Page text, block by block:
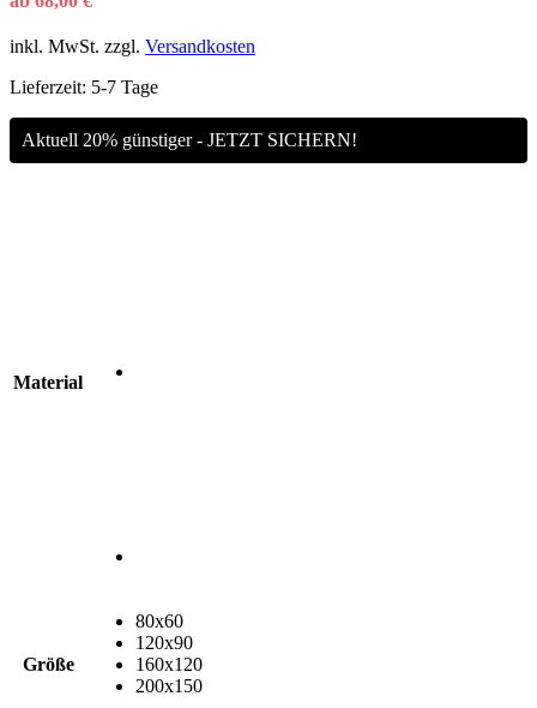
inkl. MwSt. zzgl. Versandkosten
Lieferzeit: 5-7 Tage
Aktuell 20% günstiger - JETZT SICHERN!
Material
Größe
80x60
120x90
160x120
200x150